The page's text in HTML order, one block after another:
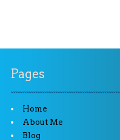
Pages
Home
About Me
Blog